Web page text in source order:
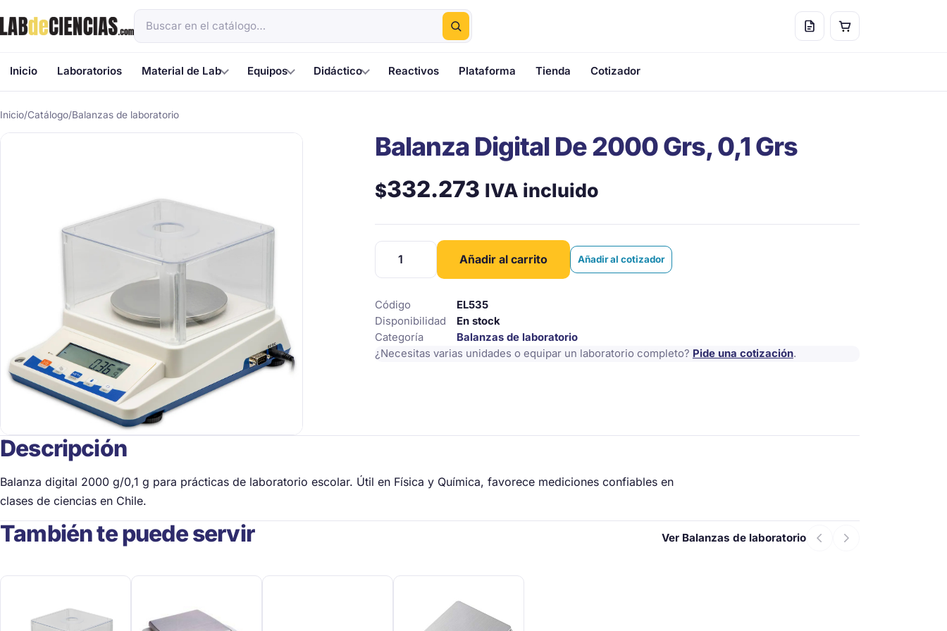
Inicio Laboratorios Material de Lab Equipos Didáctico Reactivos Plataforma Tienda Cotizador
Inicio/Catálogo/Balanzas de laboratorio
Balanza Digital De 2000 Grs, 0,1 Grs
$332.273 IVA incluido
Balanza
Digital
2000
Grs,
0,1
Grs
Añadir al carrito Añadir al cotizador
Código
EL535
Disponibilidad
En stock
Categoría
Balanzas de laboratorio
¿Necesitas varias unidades o equipar un laboratorio completo? Pide una cotización.
Descripción
Balanza digital 2000 g/0,1 g para prácticas de laboratorio escolar. Útil en Física y Química, favorece mediciones confiables en
clases de ciencias en Chile.
También te puede servir Ver Balanzas de laboratorio